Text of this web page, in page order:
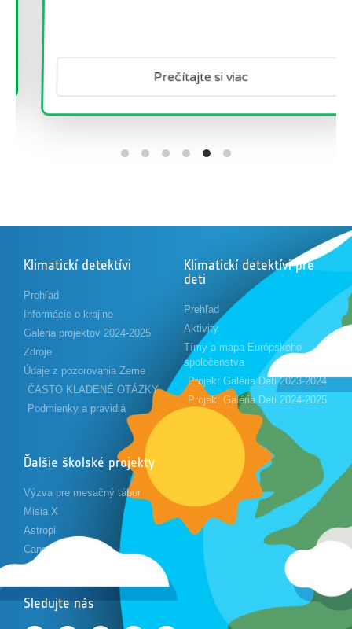
Prečítajte si viac
Klimatickí detektívi
Prehľad
Informácie o krajine
Galéria projektov 2024-2025
Zdroje
Údaje z pozorovania Zeme
ČASTO KLADENÉ OTÁZKY
Podmienky a pravidlá
Klimatickí detektívi pre
deti
Prehľad
Aktivity
Tímy a mapa Európskeho
spoločenstva
Projekt Galéria Deti 2023-2024
Projekt Galéria Deti 2024-2025
Ďalšie školské projekty
Výzva pre mesačný tábor
Misia X
Astropi
Cansat
Sledujte nás